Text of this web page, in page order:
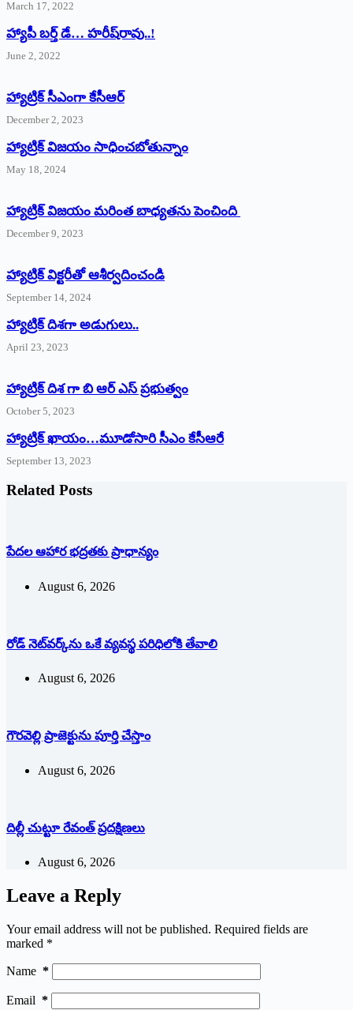
March 17, 2022
హ్యాపీ బర్త్ ‌డే… హరీష్‌రావు..!
June 2, 2022
హ్యాట్రిక్‌ ‌సీఎంగా కేసీఆర్‌
December 2, 2023
హ్యాట్రిక్‌ విజయం సాధించబోతున్నాం
May 18, 2024
హ్యాట్రిక్ విజయం మరింత బాధ్యతను పెంచింది
December 9, 2023
హ్యాట్రిక్‌ ‌విక్టరీతో ఆశీర్వదించండి
September 14, 2024
‌హ్యాట్రిక్‌ ‌దిశగా అడుగులు..
April 23, 2023
హ్యాట్రిక్ దిశ గా బి ఆర్ ఎస్ ప్రభుత్వం
October 5, 2023
హ్యాట్రిక్‌ ‌ఖాయం…మూడోసారి సీఎం కేసీఆరే
September 13, 2023
Related Posts
పేదల ఆహార భద్రతకు ప్రాధాన్యం
August 6, 2026
రోడ్ నెట్‌వర్క్‌ను ఒకే వ్య‌వ‌స్థ ప‌రిధిలోకి తేవాలి
August 6, 2026
గౌరవెల్లి ప్రాజెక్టును పూర్తి చేస్తాం
August 6, 2026
దిల్లీ చుట్టూ రేవంత్ ప్ర‌ద‌క్షిణ‌లు
August 6, 2026
Leave a Reply
Your email address will not be published. Required fields are
marked *
Name *
Email *